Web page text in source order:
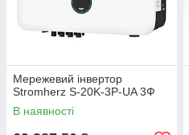
Мережевий інвертор
Stromherz S-20K-3Р-UA 3Ф
В наявності